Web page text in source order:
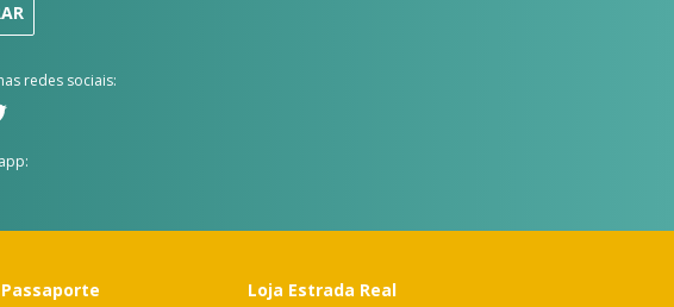
redes sociais:
Passaporte Loja Estrada Real